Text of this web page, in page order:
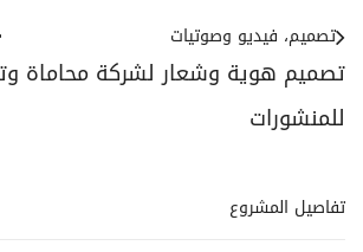
تصميم هوية وشعار لشركة محاماة
للمنشورات
تصميم، فيديو وصوتيات
تفاصيل المشروع